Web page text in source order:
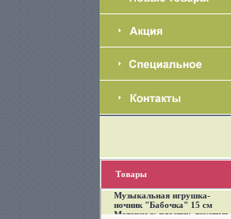
Товары
Музыкальная игрушка-
ночник "Бабочка" 15 см
Материал: пластик, текстиль